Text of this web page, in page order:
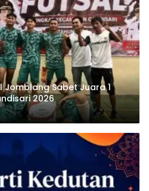
Jomblang Sabet Juara 1
2026